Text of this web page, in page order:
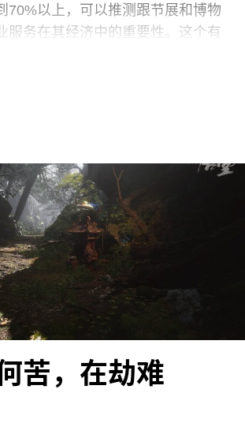
70%以上，可以推测跟节展和博物
服务在其经济中的重要性。这个有
区域，全球艺术飞地的气息扑面而
很死板，预览必须要提前注册。我
乐是无票三人组，探头探脑地观察
感很重。好在有参展艺术家程新皓
遇到了主展的助理策展人Euna
请了三张预览票。
题叫“盘索里——21世纪的声音景
A Soundscape of the 21st
是半岛西南部的一种传统民间
在韩语中意为“公共场所”，“sori”意
。由艺术总监尼古拉·布希欧
）带领的策展团队借此来隐喻
、冲突和共存。展览用与声音有关
苦，在劫难